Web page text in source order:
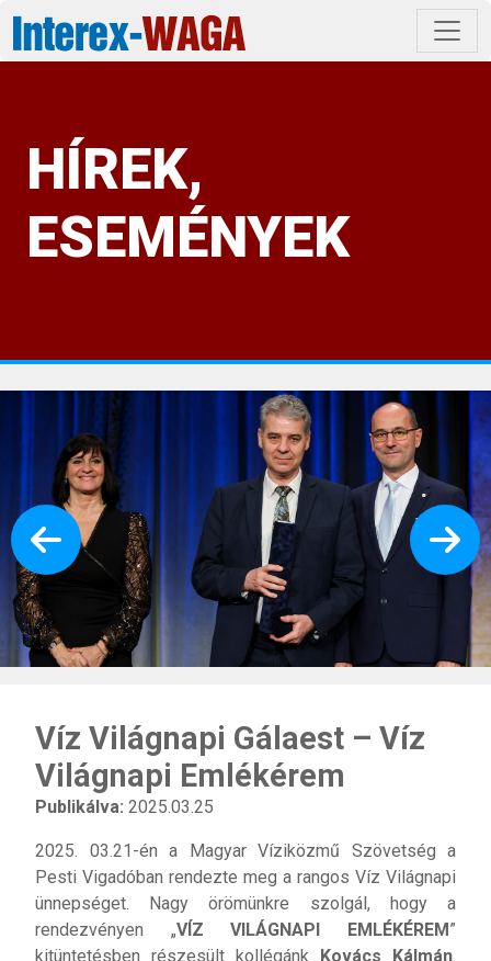
HÍREK,
ESEMÉNYEK
Víz Világnapi Gálaest – Víz
Világnapi Emlékérem
Publikálva: 2025.03.25
2025. 03.21-én a Magyar Víziközmű Szövetség a
Pesti Vigadóban rendezte meg a rangos Víz Világnapi
ünnepséget. Nagy örömünkre szolgál, hogy a
rendezvényen „VÍZ VILÁGNAPI EMLÉKÉREM”
kitüntetésben részesült kollégánk Kovács Kálmán.